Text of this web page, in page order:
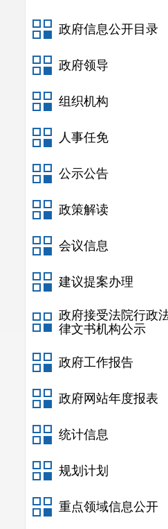
政府信息公开目录
政府领导
组织机构
人事任免
公示公告
政策解读
会议信息
建议提案办理
政府接受法院行政
律文书机构公示
政府工作报告
政府网站年度报表
统计信息
规划计划
重点领域信息公开